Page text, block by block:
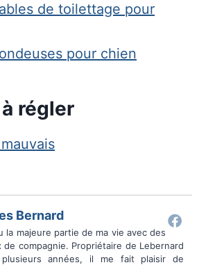
de toilettage pour
pour chien
régler
Bernard
la majeure partie de ma vie avec des
de compagnie. Propriétaire de Lebernard
années, il me fait plaisir de